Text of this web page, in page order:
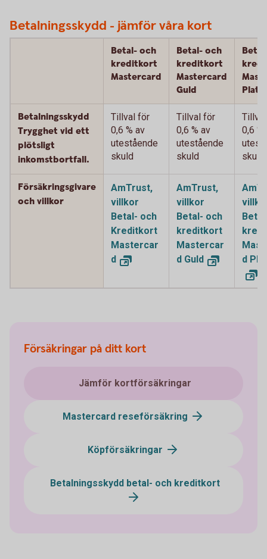
Betalningsskydd - jämför våra kort
Betal- och
kreditkort
Mastercard
Betal- och
kreditkort
Mastercard
Guld
Betalningsskydd
Trygghet vid ett
plötsligt
inkomstbortfall.
Tillval för
0,6 % av
utestående
skuld
Tillval för
0,6 % av
utestående
skuld
0,6 %
skuld
Försäkringsgivare
och villkor
AmTrust,
villkor
Betal- och
Kreditkort
Mastercar
d
AmTrust,
villkor
Betal- och
kreditkort
Mastercar
d Guld
d
Försäkringar på ditt kort
Jämför kortförsäkringar
Mastercard reseförsäkring
Köpförsäkringar
Betalningsskydd betal- och kreditkort